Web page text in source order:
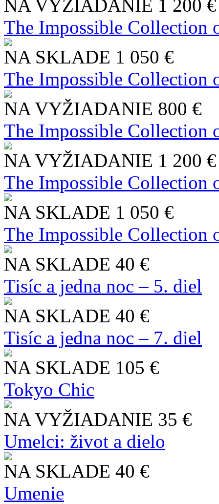
NA VYŽIADANIE 1 200 €
The Impossible Collection
NA SKLADE 1 050 €
The Impossible Collection
NA VYŽIADANIE 800 €
The Impossible Collection
NA VYŽIADANIE 1 200 €
The Impossible Collection
NA SKLADE 1 050 €
The Impossible Collection
NA SKLADE 40 €
Tisíc a jedna noc – 5. diel
NA SKLADE 40 €
Tisíc a jedna noc – 7. diel
NA SKLADE 105 €
Tokyo Chic
NA VYŽIADANIE 35 €
Umelci: život a dielo
NA SKLADE 40 €
Umenie